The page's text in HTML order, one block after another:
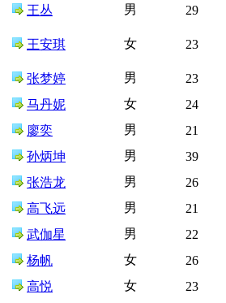
王丛
男 29
王安琪 女 23
张梦婷
男 23
马丹妮
女 24
廖奕
男 21
孙炳坤
男 39
张浩龙
男 26
高飞远
男 21
武伽星
男 22
杨帆
女 26
高悦
女 23